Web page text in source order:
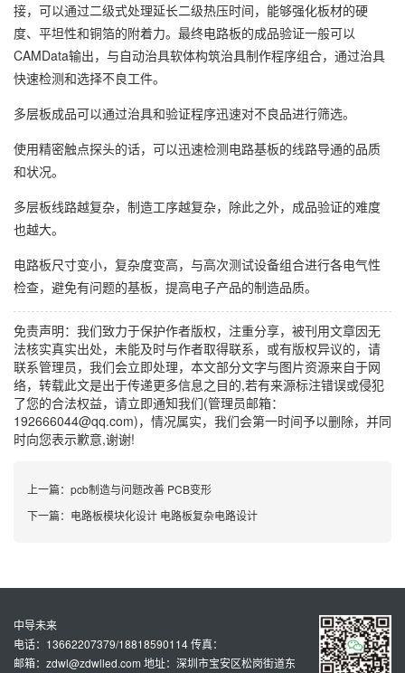
接，可以通过二级式处理延长二级热压时间，能够强化板材的硬
度、平坦性和铜箔的附着力。最终电路板的成品验证一般可以
CAMData输出，与自动治具软体构筑治具制作程序组合，通过治具
快速检测和选择不良工件。
多层板成品可以通过治具和验证程序迅速对不良品进行筛选。
使用精密触点探头的话，可以迅速检测电路基板的线路导通的品质
和状况。
多层板线路越复杂，制造工序越复杂，除此之外，成品验证的难度
也越大。
电路板尺寸变小，复杂度变高，与高次测试设备组合进行各电气性
检查，避免有问题的基板，提高电子产品的制造品质。
免责声明：我们致力于保护作者版权，注重分享，被刊用文章因无
法核实真实出处，未能及时与作者取得联系，或有版权异议的，请
联系管理员，我们会立即处理，本文部分文字与图片资源来自于网
络，转载此文是出于传递更多信息之目的,若有来源标注错误或侵犯
了您的合法权益，请立即通知我们(管理员邮箱：
192666044@qq.com)，情况属实，我们会第一时间予以删除，并同
时向您表示歉意,谢谢!
上一篇： pcb制造与问题改善 PCB变形
下一篇： 电路板模块化设计 电路板复杂电路设计
中导未来
电话：13662207379/18818590114 传真：
邮箱：zdwl@zdwlled.com 地址：深圳市宝安区松岗街道东